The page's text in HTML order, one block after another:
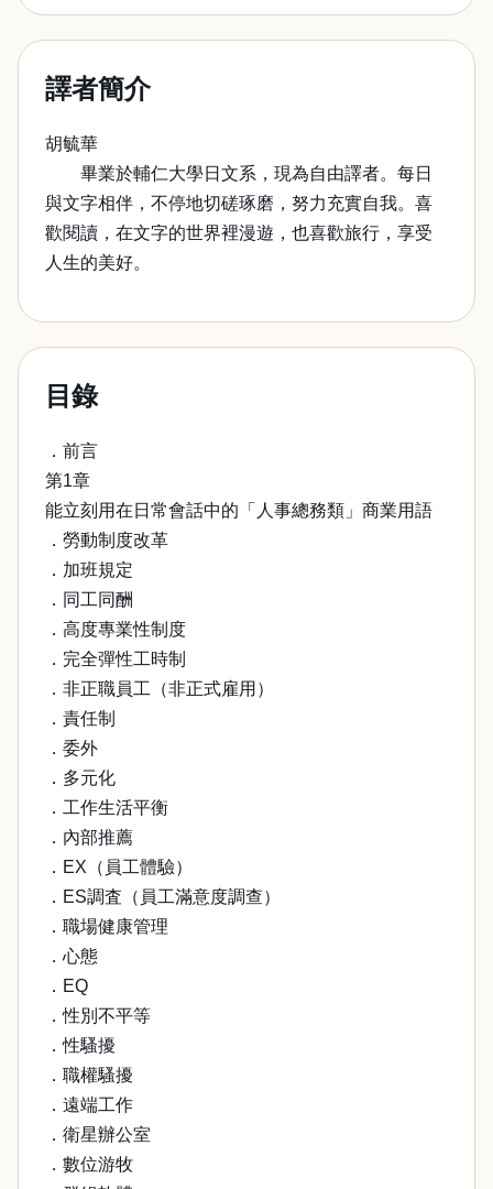
譯者簡介
胡毓華
畢業於輔仁大學日文系，現為自由譯者。每日
與文字相伴，不停地切磋琢磨，努力充實自我。喜
歡閱讀，在文字的世界裡漫遊，也喜歡旅行，享受
人生的美好。
目錄
．前言
第1章
能立刻用在日常會話中的「人事總務類」商業用語
．勞動制度改革
．加班規定
．同工同酬
．高度專業性制度
．完全彈性工時制
．非正職員工（非正式雇用）
．責任制
．委外
．多元化
．工作生活平衡
．內部推薦
．EX（員工體驗）
．ES調査（員工滿意度調查）
．職場健康管理
．心態
．EQ
．性別不平等
．性騷擾
．職權騷擾
．遠端工作
．衛星辦公室
．數位游牧